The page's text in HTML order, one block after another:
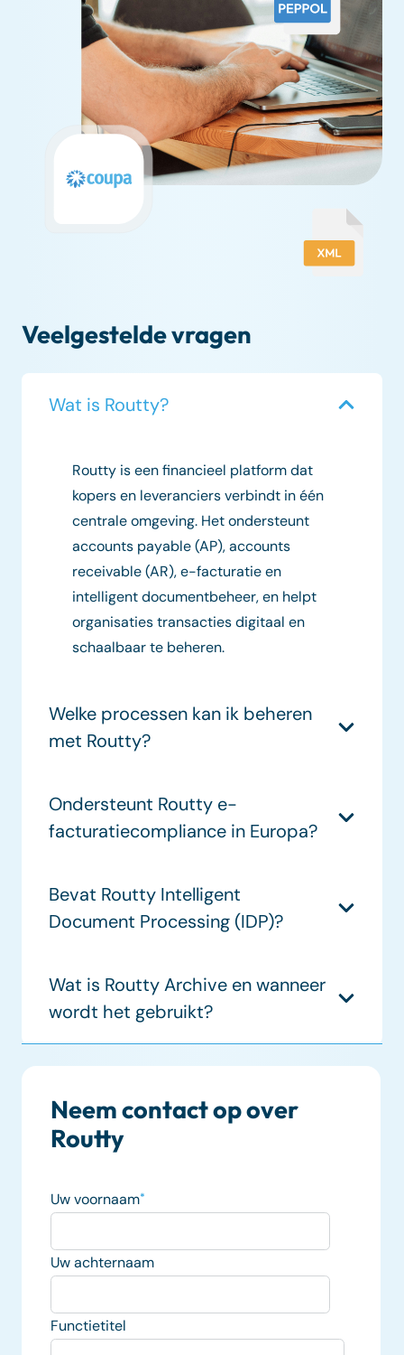
Veelgestelde vragen
Wat is Routty?
Routty is een financieel platform dat
kopers en leveranciers verbindt in één
centrale omgeving. Het ondersteunt
accounts payable (AP), accounts
receivable (AR), e-facturatie en
intelligent documentbeheer, en helpt
organisaties transacties digitaal en
schaalbaar te beheren.
Welke processen kan ik beheren
met Routty?
Ondersteunt Routty e-
facturatiecompliance in Europa?
Bevat Routty Intelligent
Document Processing (IDP)?
Wat is Routty Archive en wanneer
wordt het gebruikt?
Neem contact op over
Routty
Uw voornaam*
Uw achternaam
Functietitel